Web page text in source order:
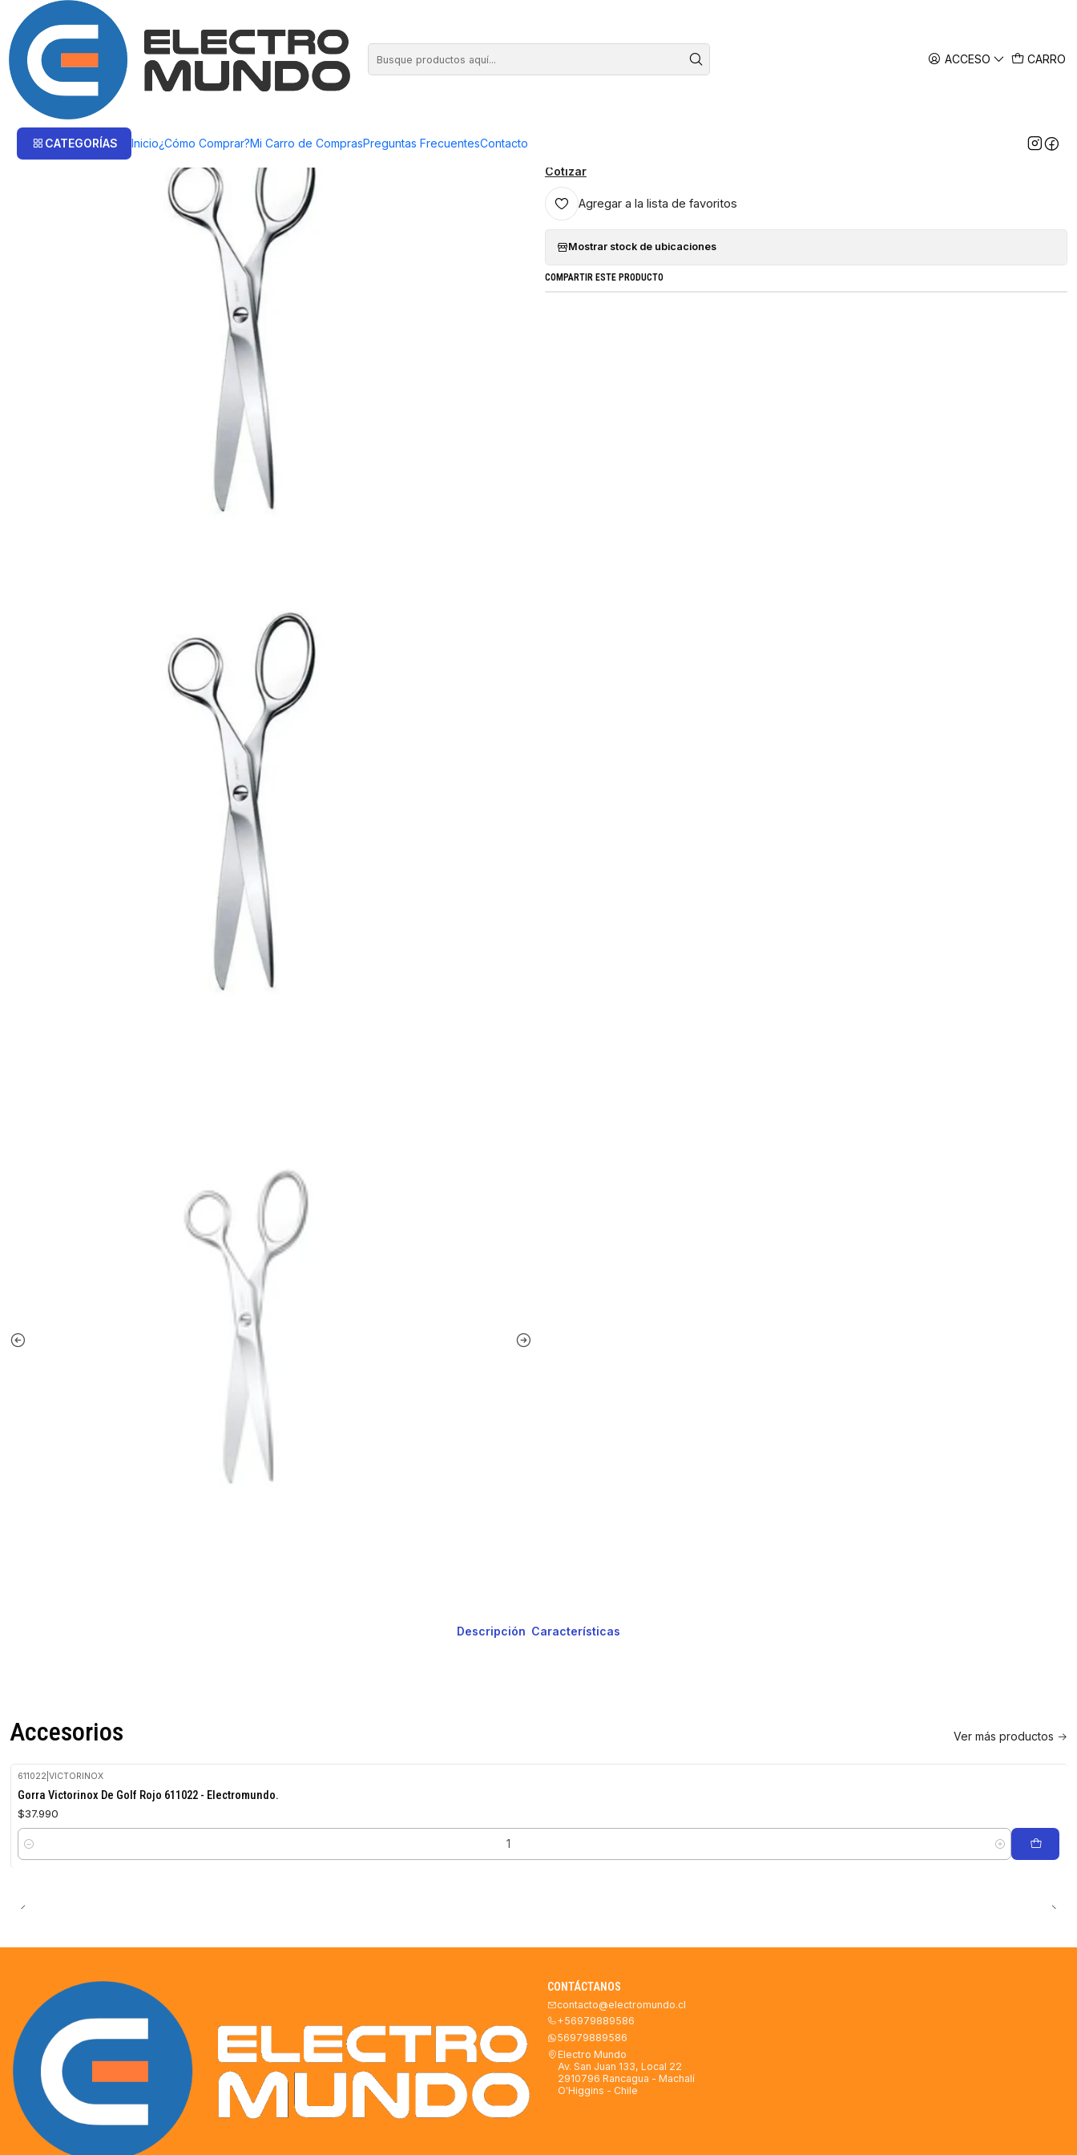
ACCESO CARRO
CATEGORÍAS Inicio¿Cómo Comprar?Mi Carro de ComprasPreguntas FrecuentesContacto
Inicio Victorinox Accesorios Tijeras Victorinox Domesticas Sweden 8.1021.18
Cotizar
Agregar a la lista de favoritos
Mostrar stock de ubicaciones
COMPARTIR ESTE PRODUCTO
Descripción Características
Accesorios Ver más productos
611022 VICTORINOX
Gorra Victorinox De Golf Rojo 611022 - Electromundo.
$37.990
Cantidad
CONTÁCTANOS
contacto@electromundo.cl
+56979889586
56979889586
Electro Mundo
Av. San Juan 133, Local 22
2910796 Rancagua - Machalí
O'Higgins - Chile